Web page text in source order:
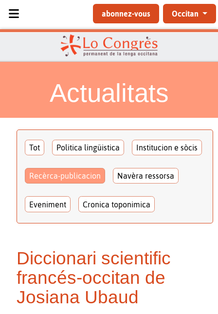
abonnez-vous Occitan
Actualitats
Tot Politica lingüistica Institucion e sòcis
Recèrca-publicacion Navèra ressorsa
Eveniment Cronica toponimica
Diccionari scientific
francés-occitan de
Josiana Ubaud